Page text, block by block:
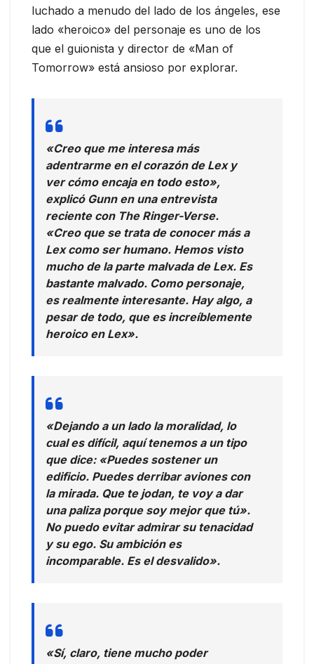
luchado a menudo del lado de los ángeles, ese
lado «heroico» del personaje es uno de los
que el guionista y director de «Man of
Tomorrow» está ansioso por explorar.
«Creo que me interesa más
adentrarme en el corazón de Lex y
ver cómo encaja en todo esto»,
explicó Gunn en una entrevista
reciente con The Ringer-Verse.
«Creo que se trata de conocer más a
Lex como ser humano. Hemos visto
mucho de la parte malvada de Lex. Es
bastante malvado. Como personaje,
es realmente interesante. Hay algo, a
pesar de todo, que es increíblemente
heroico en Lex».
«Dejando a un lado la moralidad, lo
cual es difícil, aquí tenemos a un tipo
que dice: «Puedes sostener un
edificio. Puedes derribar aviones con
la mirada. Que te jodan, te voy a dar
una paliza porque soy mejor que tú».
No puedo evitar admirar su tenacidad
y su ego. Su ambición es
incomparable. Es el desvalido».
«Sí, claro, tiene mucho poder